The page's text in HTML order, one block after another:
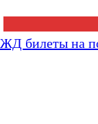
ЖД билеты на